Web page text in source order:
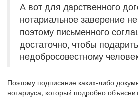
А вот для дарственного
нотариальное заверение
поэтому письменного
достаточно, чтобы
недобросовестному
Поэтому подписание каких-либо
нотариуса, который подробно